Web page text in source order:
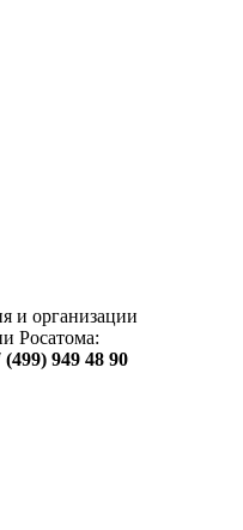
и организации
Росатома:
(499) 949 48 90